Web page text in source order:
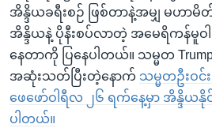
အိန္ဒိယခရီးစဉ် ဖြစ်တာနဲ့အမျှ မဟာမိ
အိန္ဒိယနဲ့ ပိုနီးစပ်လာတဲ့ အမေရိကန်မူ
နေတာကို ပြနေပါတယ်။ သမ္မတ
အဆုံးသတ်ပြီးတဲ့နောက် သမ္မတဦးဝင်
ဖေဖော်ဝါရီလ ၂၆ ရက်နေ့မှာ အိန္ဒိယနို
ပါတယ်။